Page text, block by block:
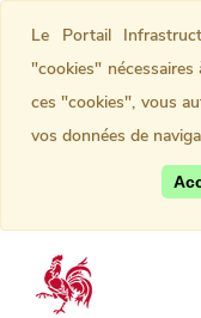
Le Portail
"cookies"
ces "cookies", vous
vos données de